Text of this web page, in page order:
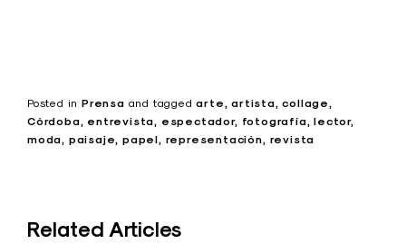
Posted in Prensa and taggedarte artista collage
Córdoba entrevista espectador fotografía lector
moda paisaje papel representación revista
Related Articles